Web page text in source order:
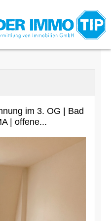
im 3. OG | Bad
| offene...